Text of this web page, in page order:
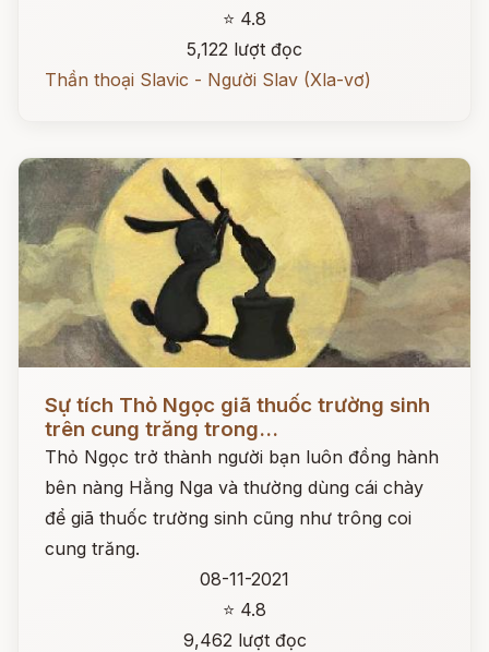
⭐ 4.8
5,122 lượt đọc
Thần thoại Slavic - Người Slav (Xla-vơ)
Sự tích Thỏ Ngọc giã thuốc trường sinh
trên cung trăng trong...
Thỏ Ngọc trở thành người bạn luôn đồng hành
bên nàng Hằng Nga và thường dùng cái chày
để giã thuốc trường sinh cũng như trông coi
cung trăng.
08-11-2021
⭐ 4.8
9,462 lượt đọc